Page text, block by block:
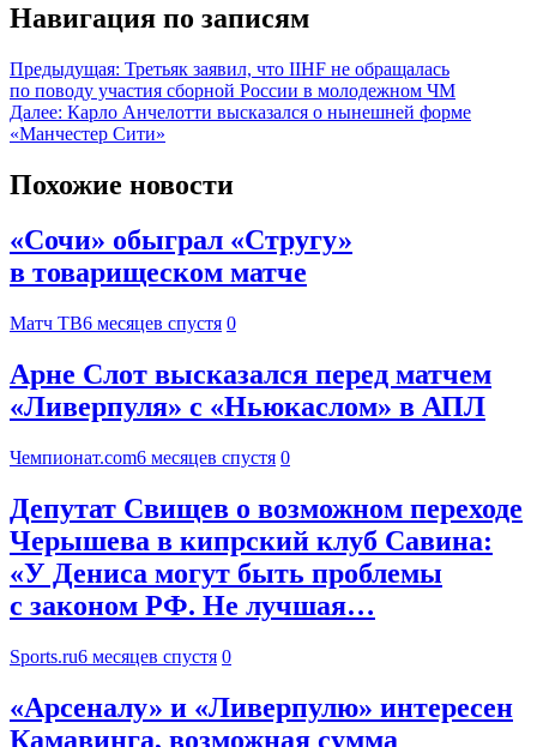
Навигация по записям
Предыдущая: Третьяк заявил, что IIHF не обращалась
по поводу участия сборной России в молодежном ЧМ
Далее: Карло Анчелотти высказался о нынешней форме
«Манчестер Сити»
Похожие новости
«Сочи» обыграл «Стругу»
в товарищеском матче
Матч ТВ6 месяцев спустя 0
Арне Слот высказался перед матчем
«Ливерпуля» с «Ньюкаслом» в АПЛ
Чемпионат.com6 месяцев спустя 0
Депутат Свищев о возможном переходе
Черышева в кипрский клуб Савина:
«У Дениса могут быть проблемы
с законом РФ. Не лучшая…
Sports.ru6 месяцев спустя 0
«Арсеналу» и «Ливерпулю» интересен
Камавинга, возможная сумма